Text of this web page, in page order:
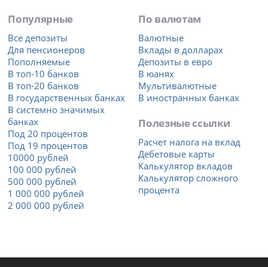
Популярные
Все депозиты
Для пенсионеров
Пополняемые
В топ-10 банков
В топ-20 банков
В государственных банках
В системно значимых
банках
Под 20 процентов
Под 19 процентов
10000 рублей
100 000 рублей
500 000 рублей
1 000 000 рублей
2 000 000 рублей
По валютам
Валютные
Вклады в долларах
Депозиты в евро
В юанях
Мультивалютные
В иностранных банках
Полезные ссылки
Расчет налога на вклад
Дебетовые карты
Калькулятор вкладов
Калькулятор сложного
процента